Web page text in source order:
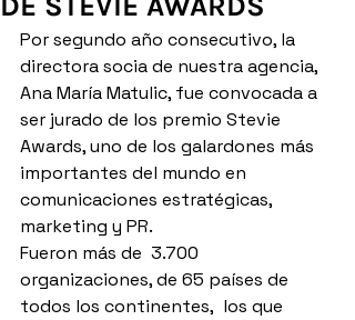
Por segundo año consecutivo, la
directora socia de nuestra agencia,
Ana María Matulic, fue convocada a
ser jurado de los premio Stevie
Awards, uno de los galardones más
importantes del mundo en
comunicaciones estratégicas,
marketing y PR.
Fueron más de  3.700
organizaciones, de 65 países de
todos los continentes,  los que